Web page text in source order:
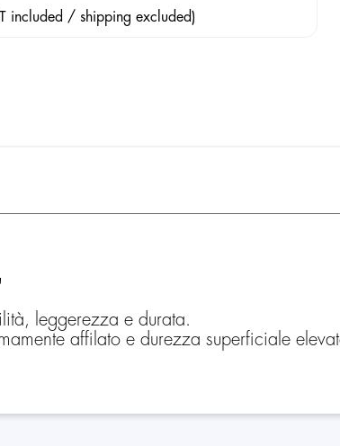
included / shipping excluded)
leggerezza e durata.
affilato e durezza superficiale